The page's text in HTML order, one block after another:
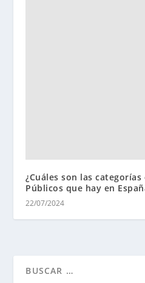
¿Cuáles son las categorías
Públicos que hay en
22/07/2024